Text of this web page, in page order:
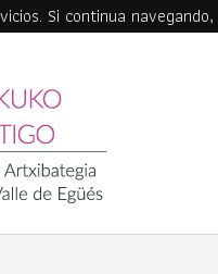
Si continua